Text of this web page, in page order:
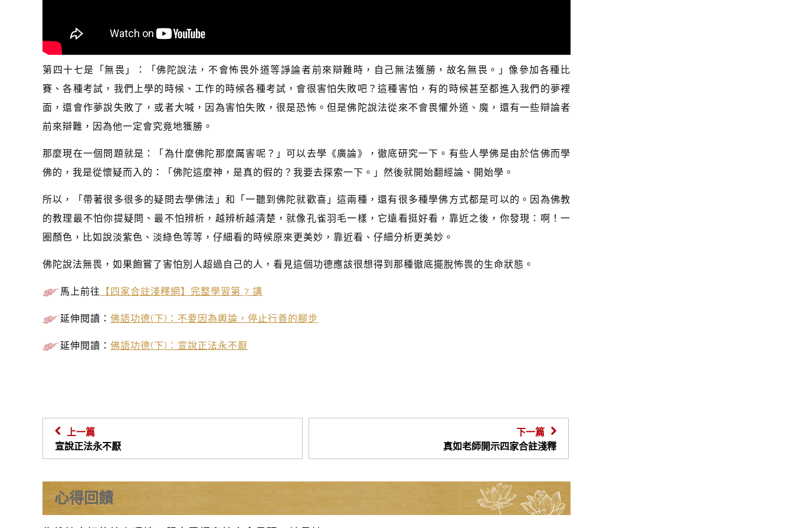
第四十七是「無畏」：「佛陀說法，不會怖畏外道等諍論者前來辯難時，自己無法獲勝，故名無畏。」像參加各種比
賽、各種考試，我們上學的時候、工作的時候各種考試，會很害怕失敗吧？這種害怕，有的時候甚至都進入我們的夢裡
面，還會作夢說失敗了，或者大喊，因為害怕失敗，很是恐怖。但是佛陀說法從來不會畏懼外道、魔，還有一些辯論者
前來辯難，因為他一定會究竟地獲勝。
那麼現在一個問題就是：「為什麼佛陀那麼厲害呢？」可以去學《廣論》，徹底研究一下。有些人學佛是由於信佛而學
佛的，我是從懷疑而入的：「佛陀這麼神，是真的假的？我要去探索一下。」然後就開始翻經論、開始學。
所以，「帶著很多很多的疑問去學佛法」和「一聽到佛陀就歡喜」這兩種，還有很多種學佛方式都是可以的。因為佛教
的教理最不怕你提疑問、最不怕辨析，越辨析越清楚，就像孔雀羽毛一樣，它遠看挺好看，靠近之後，你發現：啊！一
圈顏色，比如說淡紫色、淡綠色等等，仔細看的時候原來更美妙，靠近看、仔細分析更美妙。
佛陀說法無畏，如果飽嘗了害怕別人超過自己的人，看見這個功德應該很想得到那種徹底擺脫怖畏的生命狀態。
馬上前往 【四家合註淺釋網】完整學習第 7 講
延伸閱讀： 佛語功德(下)：不要因為輿論，停止行善的腳步
延伸閱讀： 佛語功德(下)：宣說正法永不厭
上一篇
宣說正法永不厭
下一篇
真如老師開示四家合註淺釋
心得回饋